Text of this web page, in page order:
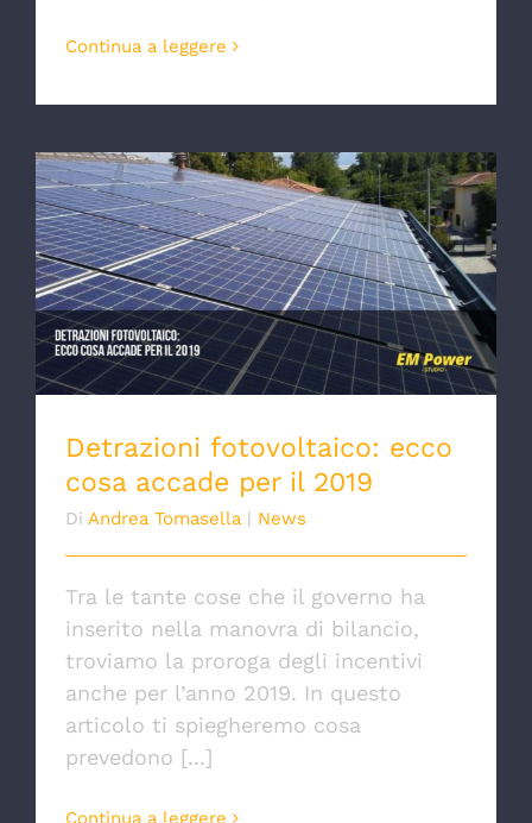
Continua a leggere
Detrazioni fotovoltaico: ecco cosa accade
per il 2019
Detrazioni fotovoltaico: ecco
cosa accade per il 2019
Di Andrea Tomasella | News
Tra le tante cose che il governo ha
inserito nella manovra di bilancio,
troviamo la proroga degli incentivi
anche per l’anno 2019. In questo
articolo ti spiegheremo cosa
prevedono [...]
Continua a leggere